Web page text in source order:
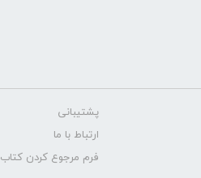
پشتیبانی
ارتباط با ما
فرم مرجوع کردن کتاب